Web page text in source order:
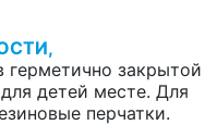
герметично закрытой
детей месте. Для
перчатки.